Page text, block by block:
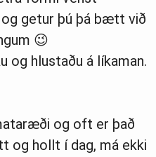
getur þú þá bætt við
😉
og hlustaðu á líkaman.
og oft er það
og hollt í dag, má ekki